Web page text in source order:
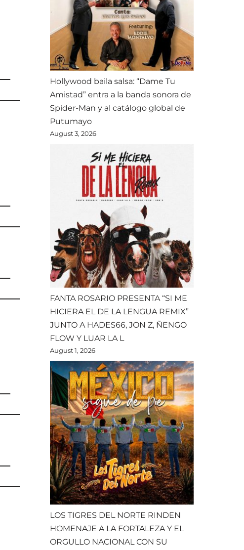
Hollywood baila salsa: “Dame Tu
Amistad” entra a la banda sonora de
Spider-Man y al catálogo global de
Putumayo
August 3, 2026
FANTA ROSARIO PRESENTA “SI ME
HICIERA EL DE LA LENGUA REMIX”
JUNTO A HADES66, JON Z, ÑENGO
FLOW Y LUAR LA L
August 1, 2026
LOS TIGRES DEL NORTE RINDEN
HOMENAJE A LA FORTALEZA Y EL
ORGULLO NACIONAL CON SU